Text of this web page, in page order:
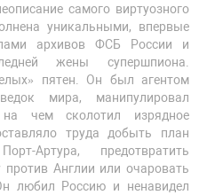
самого виртуозного
уникальными, впервые
архивов ФСБ России и
жены супершпиона.
пятен. Он был агентом
мира, манипулировал
чем сколотил изрядное
труда добыть план
Артура, предотвратить
Англии или очаровать
любил Россию и ненавидел